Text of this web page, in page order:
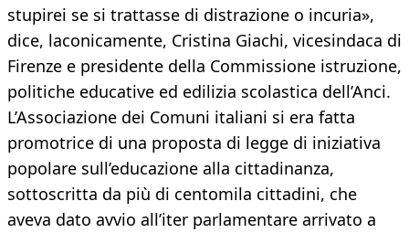
stupirei se si trattasse di distrazione o incuria»,
dice, laconicamente, Cristina Giachi, vicesindaca di
Firenze e presidente della Commissione istruzione,
politiche educative ed edilizia scolastica dell’Anci.
L’Associazione dei Comuni italiani si era fatta
promotrice di una proposta di legge di iniziativa
popolare sull’educazione alla cittadinanza,
sottoscritta da più di centomila cittadini, che
aveva dato avvio all’iter parlamentare arrivato a